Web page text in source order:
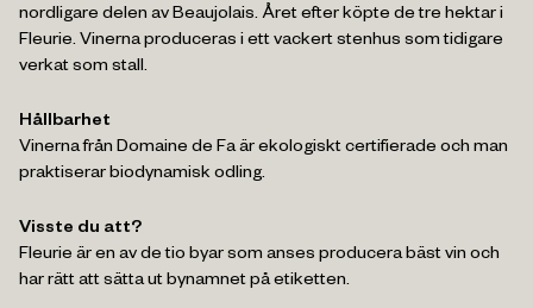
Klicka här för att acceptera vår integritetspolicy
nordligare delen av Beaujolais. Året efter köpte de tre hektar i
Fleurie. Vinerna produceras i ett vackert stenhus som tidigare
verkat som stall.
Hållbarhet
Vinerna från Domaine de Fa är ekologiskt certifierade och man
praktiserar biodynamisk odling.
Visste du att?
Fleurie är en av de tio byar som anses producera bäst vin och
har rätt att sätta ut bynamnet på etiketten.